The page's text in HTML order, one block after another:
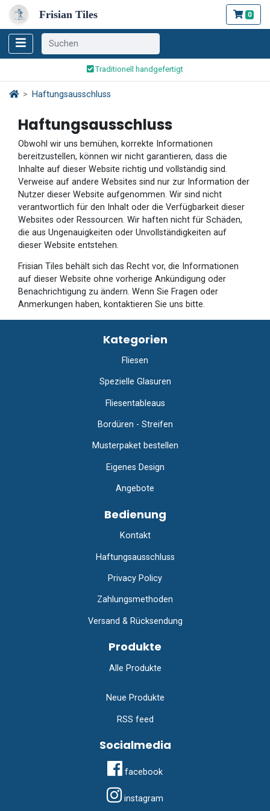
Frisian Tiles 0
Traditionell handgefertigt
Sicher bestellen und bezahlen
Haftungsausschluss
Haftungsausschluss
Obwohl wir uns bemühen, korrekte Informationen
bereitzustellen, können wir nicht garantieren, dass die
Inhalte auf dieser Website richtig und vollständig sind.
Verweise auf andere Websites sind nur zur Information der
Nutzer dieser Website aufgenommen. Wir sind nicht
verantwortlich für den Inhalt oder die Verfügbarkeit dieser
Websites oder Ressourcen. Wir haften nicht für Schäden,
die aus Ungenauigkeiten oder Unvollständigkeiten auf
dieser Website entstehen.
Frisian Tiles behält sich das Recht vor, die Informationen
auf dieser Website ohne vorherige Ankündigung oder
Benachrichtigung zu ändern. Wenn Sie Fragen oder
Anmerkungen haben, kontaktieren Sie uns bitte.
Kategorien
Fliesen
Spezielle Glasuren
Fliesentableaus
Bordüren - Streifen
Musterpaket bestellen
Eigenes Design
Angebote
Bedienung
Kontakt
Haftungsausschluss
Privacy Policy
Zahlungsmethoden
Versand & Rücksendung
Produkte
Alle Produkte
Neue Produkte
RSS feed
Socialmedia
facebook
instagram